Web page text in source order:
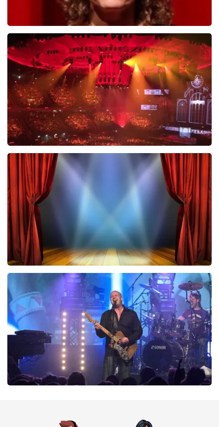
Esther van der Voort
488laatste 30 minuten
BESTEL NU
Vrienden Van Amstel Live
423 laatste 30 minuten
BESTEL NU
40 45 De Musical
290laatste 30 minuten
BESTEL NU